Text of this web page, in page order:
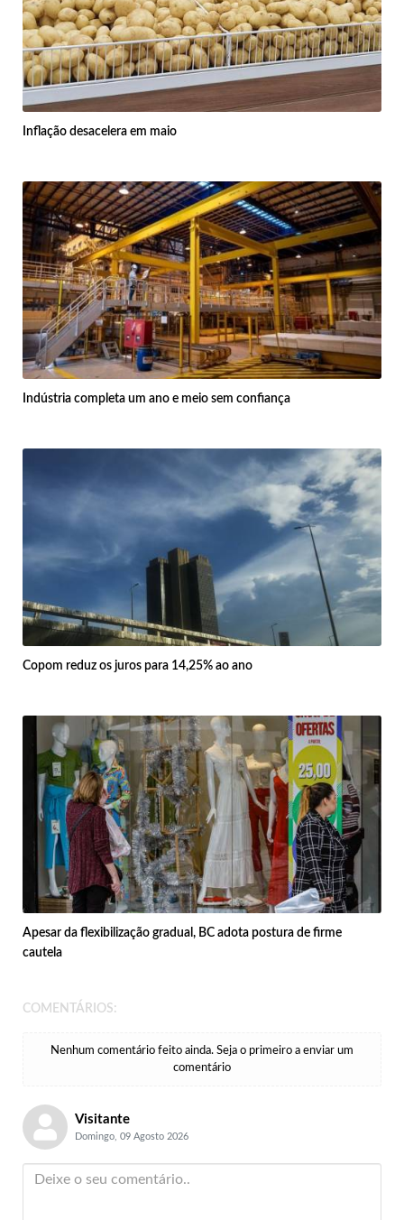
Inflação desacelera em maio
Indústria completa um ano e meio sem confiança
Copom reduz os juros para 14,25% ao ano
Apesar da flexibilização gradual, BC adota postura de firme
cautela
COMENTÁRIOS:
Nenhum comentário feito ainda. Seja o primeiro a enviar um
comentário
Visitante
Domingo, 09 Agosto 2026